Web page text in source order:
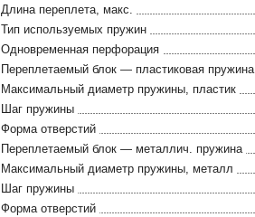
Длина переплета, макс.
Тип используемых пружин
Одновременная перфорация
Переплетаемый блок — пластиковая пружина
Максимальный диаметр пружины, пластик
Шаг пружины
Форма отверстий
Переплетаемый блок — металлич. пружина
Максимальный диаметр пружины, металл
Шаг пружины
Форма отверстий